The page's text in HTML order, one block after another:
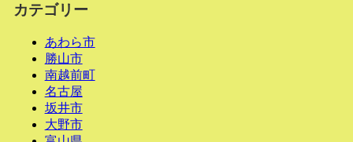
カテゴリー
あわら市
勝山市
南越前町
名古屋
坂井市
大野市